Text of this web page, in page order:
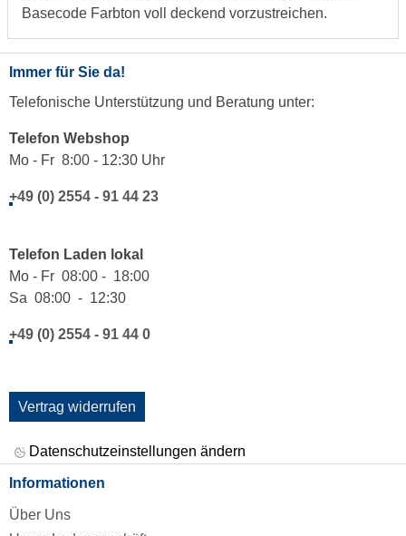
Basecode Farbton voll deckend vorzustreichen.
Immer für Sie da!
Telefonische Unterstützung und Beratung unter:
Telefon Webshop
Mo - Fr 8:00 - 12:30 Uhr
+49 (0) 2554 - 91 44 23
Telefon Laden lokal
Mo - Fr 08:00 - 18:00
Sa 08:00 - 12:30
+49 (0) 2554 - 91 44 0
Vertrag widerrufen
Datenschutzeinstellungen ändern
Informationen
Über Uns